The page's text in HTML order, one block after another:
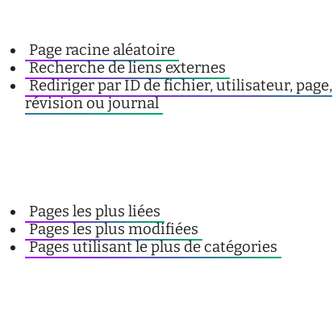
Page racine aléatoire
Recherche de liens externes
Rediriger par ID de fichier, utilisateur, page,
révision ou journal
Pages les plus liées
Pages les plus modifiées
Pages utilisant le plus de catégories